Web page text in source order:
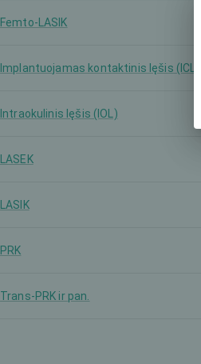
Femto-LASIK
Implantuojamas kontaktinis lęšis (ICL)
Intraokulinis lęšis (IOL)
LASEK
LASIK
PRK
Trans-PRK ir pan.